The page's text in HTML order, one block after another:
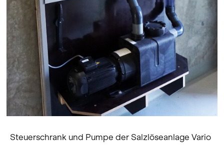
Steuerschrank und Pumpe der Salzlöseanlage Vario